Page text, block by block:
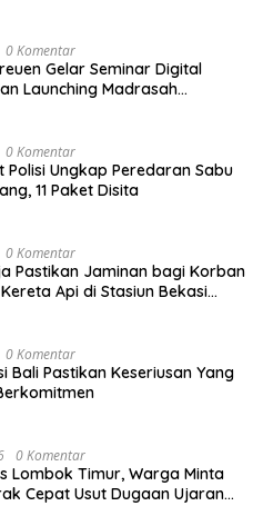
0 Komentar
Gelar Seminar Digital
Launching Madrasah
0 Komentar
Polisi Ungkap Peredaran Sabu
11 Paket Disita
0 Komentar
Pastikan Jaminan bagi Korban
Api di Stasiun Bekasi
0 Komentar
Bali Pastikan Keseriusan Yang
0 Komentar
Lombok Timur, Warga Minta
Cepat Usut Dugaan Ujaran